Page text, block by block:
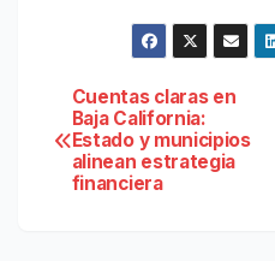
Navegación
de
Cuentas claras en
Baja California:
Estado y municipios
alinean estrategia
financiera